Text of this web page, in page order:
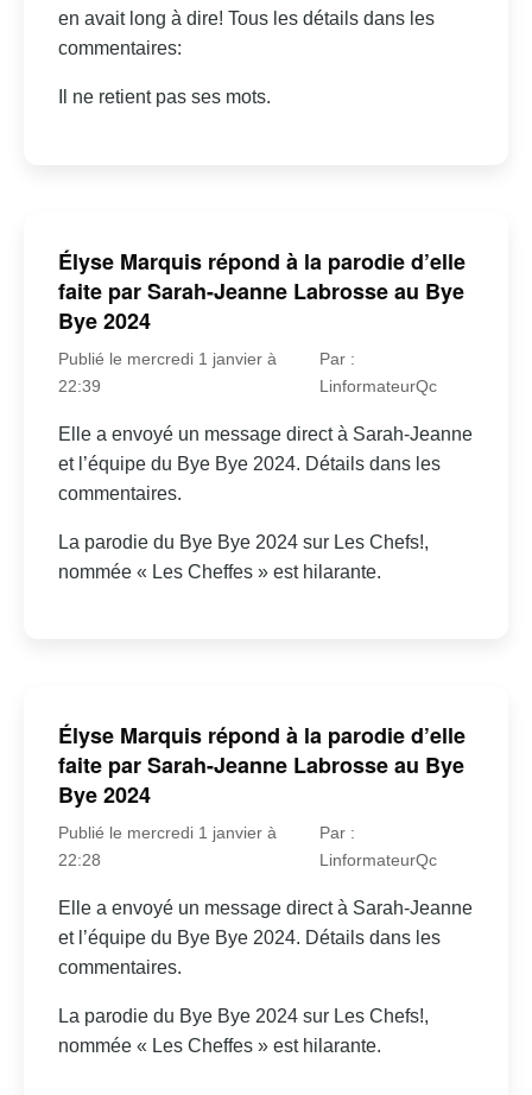
en avait long à dire! Tous les détails dans les
commentaires:
Il ne retient pas ses mots.
Élyse Marquis répond à la parodie d’elle
faite par Sarah-Jeanne Labrosse au Bye
Bye 2024
Publié le mercredi 1 janvier à
22:39
Par :
LinformateurQc
Elle a envoyé un message direct à Sarah-Jeanne
et l’équipe du Bye Bye 2024. Détails dans les
commentaires.
La parodie du Bye Bye 2024 sur Les Chefs!,
nommée « Les Cheffes » est hilarante.
Élyse Marquis répond à la parodie d’elle
faite par Sarah-Jeanne Labrosse au Bye
Bye 2024
Publié le mercredi 1 janvier à
22:28
Par :
LinformateurQc
Elle a envoyé un message direct à Sarah-Jeanne
et l’équipe du Bye Bye 2024. Détails dans les
commentaires.
La parodie du Bye Bye 2024 sur Les Chefs!,
nommée « Les Cheffes » est hilarante.